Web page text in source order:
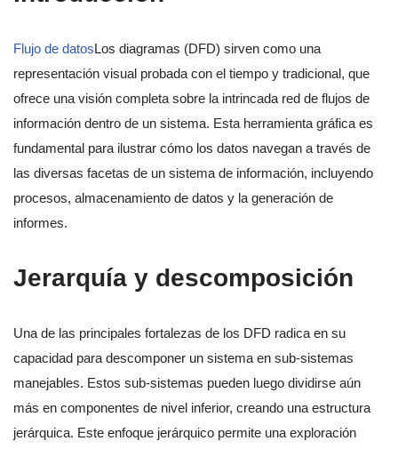
Flujo de datosLos diagramas (DFD) sirven como una
representación visual probada con el tiempo y tradicional, que
ofrece una visión completa sobre la intrincada red de flujos de
información dentro de un sistema. Esta herramienta gráfica es
fundamental para ilustrar cómo los datos navegan a través de
las diversas facetas de un sistema de información, incluyendo
procesos, almacenamiento de datos y la generación de
informes.
Jerarquía y descomposición
Una de las principales fortalezas de los DFD radica en su
capacidad para descomponer un sistema en sub-sistemas
manejables. Estos sub-sistemas pueden luego dividirse aún
más en componentes de nivel inferior, creando una estructura
jerárquica. Este enfoque jerárquico permite una exploración